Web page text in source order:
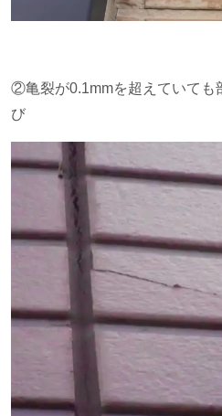
②亀裂が0.1mmを超えていても
び